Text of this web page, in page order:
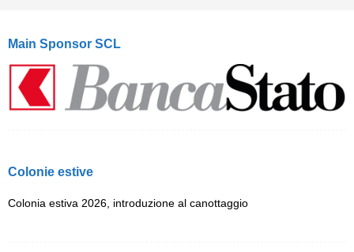
Main Sponsor SCL
Colonie estive
Colonia estiva 2026, introduzione al canottaggio